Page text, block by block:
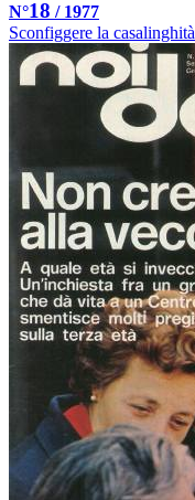
N°18 / 1977
Sconfiggere la casalinghità